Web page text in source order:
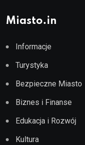
Miasto.in
Informacje
Turystyka
Bezpieczne Miasto
Biznes i Finanse
Edukacja i Rozwój
Kultura